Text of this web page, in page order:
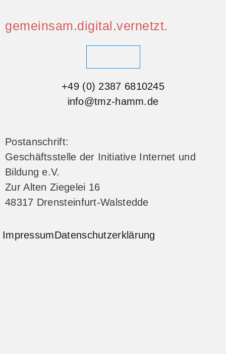
gemeinsam.digital.vernetzt.
+49 (0) 2387 6810245
info@tmz-hamm.de
Postanschrift:
Geschäftsstelle der Initiative Internet und
Bildung e.V.
Zur Alten Ziegelei 16
48317 Drensteinfurt-Walstedde
ImpressumDatenschutzerklärung